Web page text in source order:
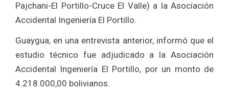
Pajchani-El Portillo-Cruce El Valle) a la Asociación
Accidental Ingeniería El Portillo.
Guaygua, en una entrevista anterior, informó que el
estudio técnico fue adjudicado a la Asociación
Accidental Ingeniería El Portillo, por un monto de
4.218.000,00 bolivianos.